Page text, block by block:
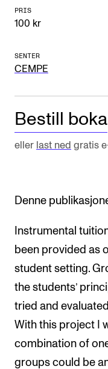
AKTUELT
Nyheter og historier
INFO
Finn ansatte
PRIS
100 kr
SENTER
CEMPE
Bestill boka
eller last ned gratis
Denne
Instrumental
been provided as
student setting.
the students’
tried and
With this project I
combination of
groups could be